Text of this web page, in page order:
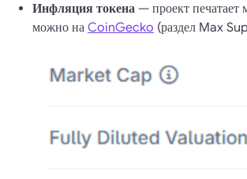
Инфляция токена — проект
можно на CoinGecko (раздел Max